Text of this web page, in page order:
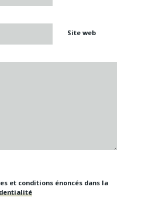
Site web
et conditions énoncés dans la